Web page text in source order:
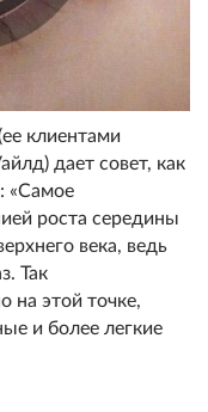
клиентами
дает совет, как
«Самое
роста середины
века, ведь
Так
на этой точке,
и более легкие